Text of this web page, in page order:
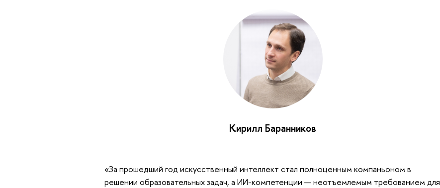
Кирилл Баранников
«За прошедший год искусственный интеллект стал полноценным компаньоном в
решении образовательных задач, а ИИ-компетенции — неотъемлемым требованием для